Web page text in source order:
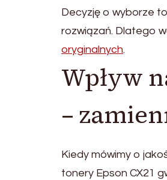
Decyzję o wyborze
rozwiązań. Dlatego
oryginalnych.
Wpływ
–
Kiedy mówimy o
tonery Epson CX21